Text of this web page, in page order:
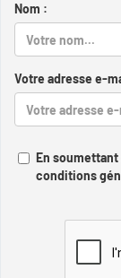
Nom :
Votre adresse e-
En
conditions